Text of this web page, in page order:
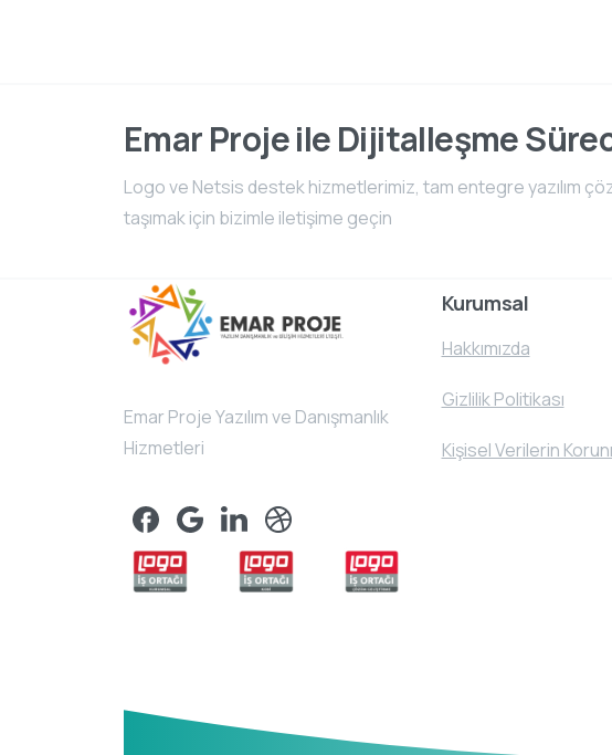
Emar Proje ile Dijitalleşme
Logo ve Netsis destek hizmetlerimiz, tam entegre yazılım
taşımak için bizimle iletişime geçin
Emar Proje Yazılım ve Danışmanlık
Hizmetleri
Kurumsal
Hakkımızda
Gizlilik Politikası
Kişisel Verilerin